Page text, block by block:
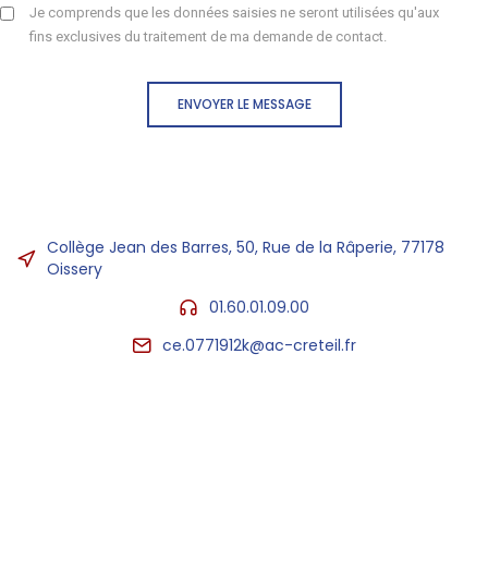
Je comprends que les données saisies ne seront utilisées qu'aux
fins exclusives du traitement de ma demande de contact.
ENVOYER LE MESSAGE
Collège Jean des Barres, 50, Rue de la Râperie, 77178
Oissery
01.60.01.09.00
ce.0771912k@ac-creteil.fr